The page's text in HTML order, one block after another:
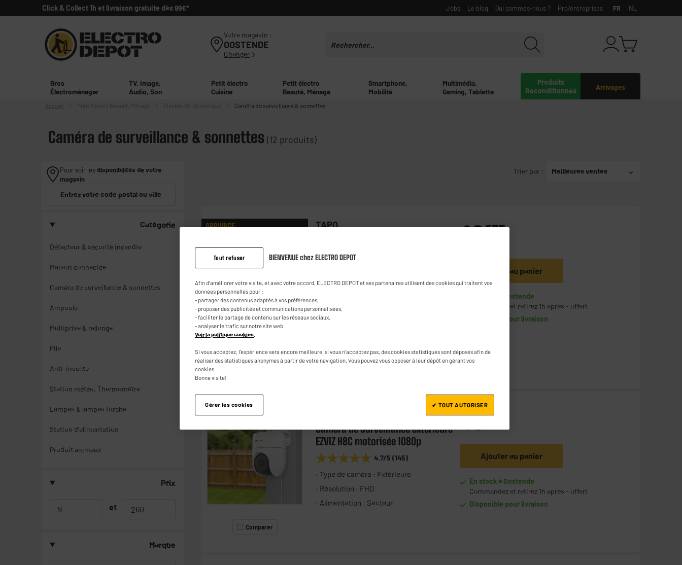
Click & Collect 1h et livraison gratuite dès 99€* Jobs Le blog Qui sommes-nous ? Pro/entreprises FR NL
Votre magasin :
OOSTENDE
Changer
Arrivages
Produits
Reconditionnés
Gros
Électroménager
TV, Image,
Audio, Son
Petit électro
Cuisine
Petit électro
Beauté, Ménage
Smartphone,
Mobilité
Multimédia,
Gaming, Tablette
Accueil Petit électro Électricité, Domotique Caméra de surveillance & sonnettes
Caméra de surveillance & sonnettes (12 produits)
Pour voir lesdisponibilités de votre
magasin
Entrez votre code postal ou ville
Catégorie
Détecteur & sécurité incendie
Maison connectée
Caméra de surveillance & sonnettes
Ampoule
Multiprise & rallonge
Pile
Anti-insecte
Station météo, Thermomètre
Lampes & lampes torche
Station d'alimentation
Produit animaux
Prix
et
Marque
Trier par : Meilleures ventes
ARRIVAGE
Comparer
TAPO
intérieur et extérieur TC82 + TC71
Alimentation : Secteur
49€75
Ajouter au panier
En stock à Oostende
Commandez et retirez 1h après - offert
Disponible pour livraison
Comparer
Caméra de Surveillance extérieure
EZVIZ H8C motorisée 1080p
★★★★★
★★★★★ 4.7/5 (145)
Type de caméra : Extérieure
Résolution : FHD
Alimentation : Secteur
49€95
Ajouter au panier
En stock à Oostende
Commandez et retirez 1h après - offert
Disponible pour livraison
Tout refuser BIENVENUE chez ELECTRO DEPOT
Afin d'améliorer votre visite, et avec votre accord, ELECTRO DEPOT et ses partenaires utilisent des cookies qui traitent vos
données personnelles pour :
- partager des contenus adaptés à vos préférences,
- proposer des publicités et communications personnalisées,
- faciliter le partage de contenu sur les réseaux sociaux,
- analyser le trafic sur notre site web.
Voir la politique cookies
Si vous acceptez, l'expérience sera encore meilleure, si vous n'acceptez pas, des cookies statistiques sont déposés afin de
réaliser des statistiques anonymes à partir de votre navigation. Vous pouvez vous opposer à leur dépôt en gérant vos
cookies.
Bonne visite!
Gérer les cookies ✔ TOUT AUTORISER